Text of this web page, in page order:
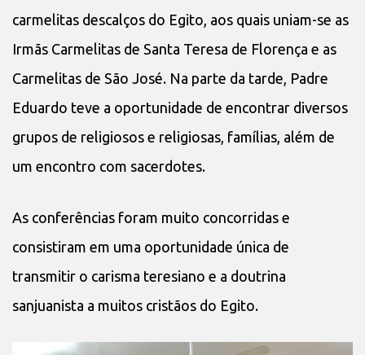
carmelitas descalços do Egito, aos quais uniam-se as
Irmãs Carmelitas de Santa Teresa de Florença e as
Carmelitas de São José. Na parte da tarde, Padre
Eduardo teve a oportunidade de encontrar diversos
grupos de religiosos e religiosas, famílias, além de
um encontro com sacerdotes.
As conferências foram muito concorridas e
consistiram em uma oportunidade única de
transmitir o carisma teresiano e a doutrina
sanjuanista a muitos cristãos do Egito.